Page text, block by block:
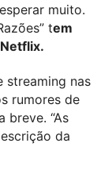
muito.
tem
Netflix.
streaming nas
rumores de
breve. “As
da